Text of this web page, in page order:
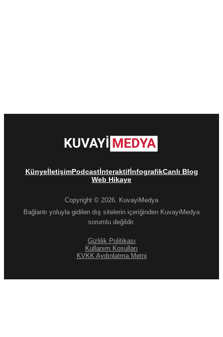
KünyeİletişimPodcastİnteraktifİnfografikCanlı Blog
Web Hikaye
Copyright © 2026. KuvayiMedya
Bağlantı yoluyla gidilen dış sitelerin içeriğinden KuvayiMedya
sorumlu değildir.
Gizlilik Politikası
Kullanım Koşulları
KVKK Aydınlatma Metni